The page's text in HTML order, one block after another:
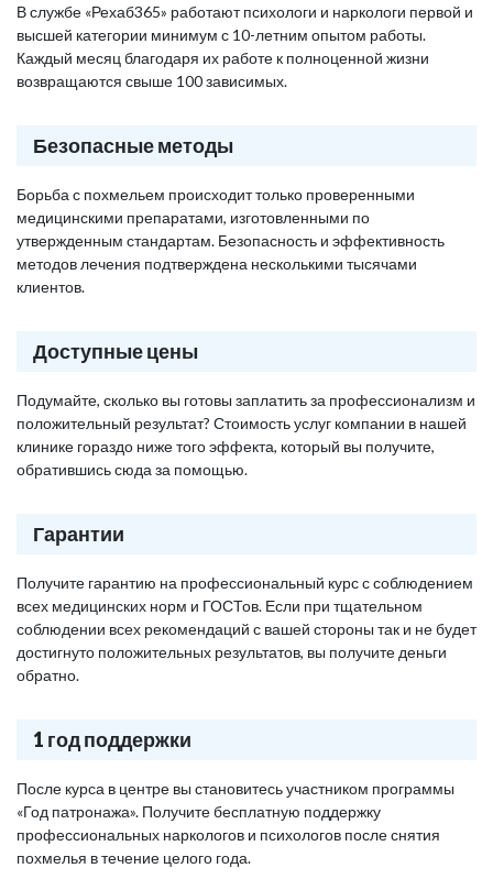
В службе «Рехаб365» работают психологи и наркологи первой и
высшей категории минимум с 10-летним опытом работы.
Каждый месяц благодаря их работе к полноценной жизни
возвращаются свыше 100 зависимых.
Безопасные методы
Борьба с похмельем происходит только проверенными
медицинскими препаратами, изготовленными по
утвержденным стандартам. Безопасность и эффективность
методов лечения подтверждена несколькими тысячами
клиентов.
Доступные цены
Подумайте, сколько вы готовы заплатить за профессионализм и
положительный результат? Стоимость услуг компании в нашей
клинике гораздо ниже того эффекта, который вы получите,
обратившись сюда за помощью.
Гарантии
Получите гарантию на профессиональный курс с соблюдением
всех медицинских норм и ГОСТов. Если при тщательном
соблюдении всех рекомендаций с вашей стороны так и не будет
достигнуто положительных результатов, вы получите деньги
обратно.
1 год поддержки
После курса в центре вы становитесь участником программы
«Год патронажа». Получите бесплатную поддержку
профессиональных наркологов и психологов после снятия
похмелья в течение целого года.